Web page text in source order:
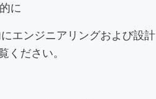
に
エンジニアリングおよび設計
ください。